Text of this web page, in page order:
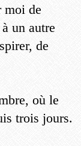
moi de
un autre
de
où le
trois jours.